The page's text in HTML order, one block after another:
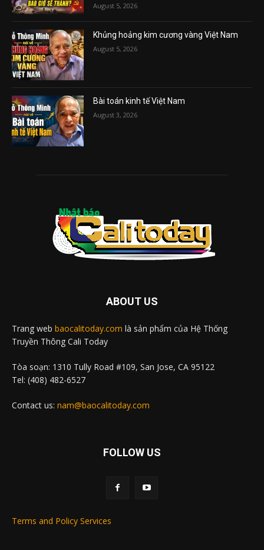
August 5, 2026
Khủng hoảng kim cương vàng Việt Nam
August 5, 2026
Bài toán kinh tế Việt Nam
August 3, 2026
ABOUT US
Trang web baocalitoday.com là sản phẩm của Hệ Thống
Truyền Thông Cali Today
Tòa soạn: 1310 Tully Road #109, San Jose, CA 95122
Tel: (408) 482-6527
Contact us: nam@baocalitoday.com
FOLLOW US
Terms and Policy Services